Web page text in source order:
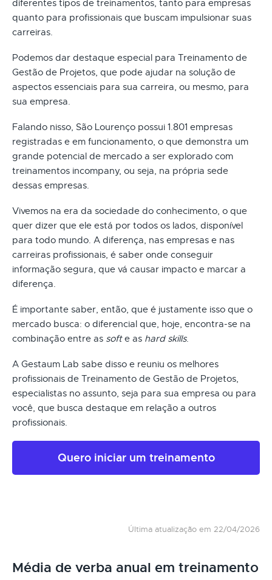
diferentes tipos de treinamentos, tanto para empresas
quanto para profissionais que buscam impulsionar suas
carreiras.
Podemos dar destaque especial para Treinamento de
Gestão de Projetos, que pode ajudar na solução de
aspectos essenciais para sua carreira, ou mesmo, para
sua empresa.
Falando nisso, São Lourenço possui 1.801 empresas
registradas e em funcionamento, o que demonstra um
grande potencial de mercado a ser explorado com
treinamentos incompany, ou seja, na própria sede
dessas empresas.
Vivemos na era da sociedade do conhecimento, o que
quer dizer que ele está por todos os lados, disponível
para todo mundo. A diferença, nas empresas e nas
carreiras profissionais, é saber onde conseguir
informação segura, que vá causar impacto e marcar a
diferença.
É importante saber, então, que é justamente isso que o
mercado busca: o diferencial que, hoje, encontra-se na
combinação entre as softe as hard skills.
A Gestaum Lab sabe disso e reuniu os melhores
profissionais de Treinamento de Gestão de Projetos,
especialistas no assunto, seja para sua empresa ou para
você, que busca destaque em relação a outros
profissionais.
Quero iniciar um treinamento
Última atualização em 22/04/2026
Média de verba anual em treinamento